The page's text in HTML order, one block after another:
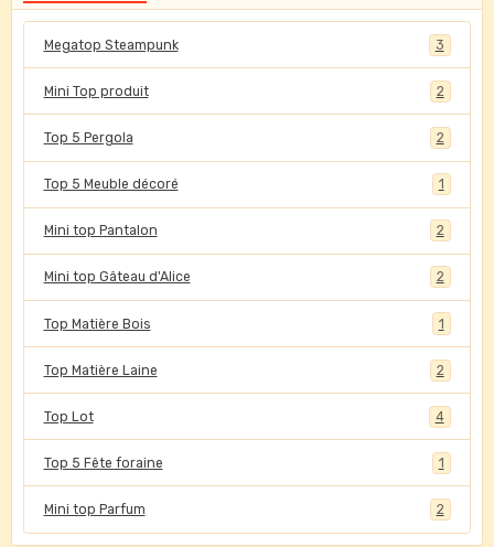
Megatop Steampunk 3
Mini Top produit 2
Top 5 Pergola 2
Top 5 Meuble décoré 1
Mini top Pantalon 2
Mini top Gâteau d'Alice 2
Top Matière Bois 1
Top Matière Laine 2
Top Lot 4
Top 5 Fête foraine 1
Mini top Parfum 2